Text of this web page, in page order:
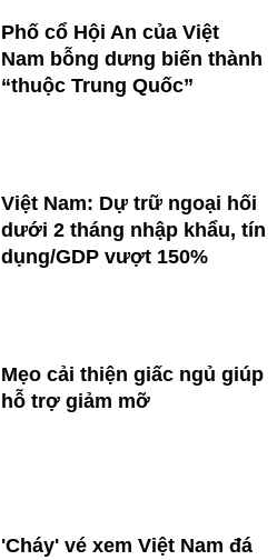
Phố cổ Hội An của Việt
Nam bỗng dưng biến thành
“thuộc Trung Quốc”
Việt Nam: Dự trữ ngoại hối
dưới 2 tháng nhập khẩu, tín
dụng/GDP vượt 150%
Mẹo cải thiện giấc ngủ giúp
hỗ trợ giảm mỡ
'Cháy' vé xem Việt Nam đá